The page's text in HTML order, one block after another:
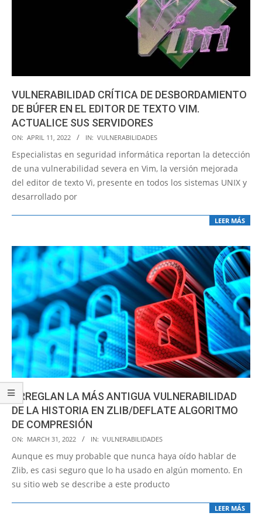
VULNERABILIDAD CRÍTICA DE DESBORDAMIENTO
DE BÚFER EN EL EDITOR DE TEXTO VIM.
ACTUALICE SUS SERVIDORES
2022-
04-
11
ON: APRIL 11, 2022 IN: VULNERABILIDADES
Especialistas en seguridad informática reportan la detección
de una vulnerabilidad severa en Vim, la versión mejorada
del editor de texto Vi, presente en todos los sistemas UNIX y
desarrollado por
LEER MÁS
ARREGLAN LA MÁS ANTIGUA VULNERABILIDAD
DE LA HISTORIA EN ZLIB/DEFLATE ALGORITMO
DE COMPRESIÓN
2022-
03-
31
ON: MARCH 31, 2022 IN: VULNERABILIDADES
Aunque es muy probable que nunca haya oído hablar de
Zlib, es casi seguro que lo ha usado en algún momento. En
su sitio web se describe a este producto
LEER MÁS